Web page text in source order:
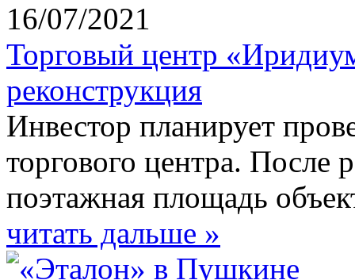
16/07/2021
Торговый центр
реконструкция
Инвестор планирует
торгового центра. После
поэтажная площадь
читать дальше »